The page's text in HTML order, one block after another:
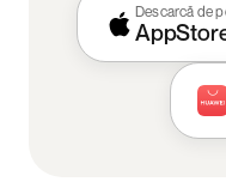
Descarcă de